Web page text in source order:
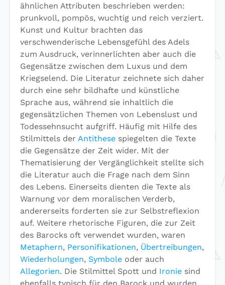
ähnlichen Attributen beschrieben werden:
prunkvoll, pompös, wuchtig und reich verziert.
Kunst und Kultur brachten das
verschwenderische Lebensgefühl des Adels
zum Ausdruck, verinnerlichten aber auch die
Gegensätze zwischen dem Luxus und dem
Kriegselend. Die Literatur zeichnete sich daher
durch eine sehr bildhafte und künstliche
Sprache aus, während sie inhaltlich die
gegensätzlichen Themen von Lebenslust und
Todessehnsucht aufgriff. Häufig mit Hilfe des
Stilmittels der Antithese spiegelten die Texte
die Gegensätze der Zeit wider. Mit der
Thematisierung der Vergänglichkeit stellte sich
die Literatur auch die Frage nach dem Sinn
des Lebens. Einerseits dienten die Texte als
Warnung vor dem moralischen Verderb,
andererseits forderten sie zur Selbstreflexion
auf. Weitere rhetorische Figuren, die zur Zeit
des Barocks oft verwendet wurden, waren
Metaphern, Personifikationen, Übertreibungen,
Wiederholungen, Symbole oder auch
Allegorien. Die Stilmittel Spott und Ironie sind